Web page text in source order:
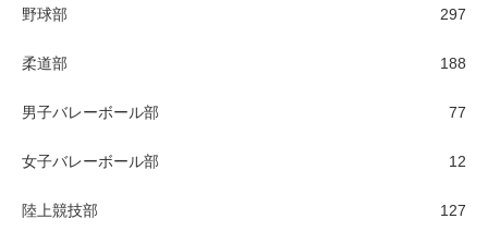
野球部 297
柔道部 188
男子バレーボール部 77
女子バレーボール部 12
陸上競技部 127